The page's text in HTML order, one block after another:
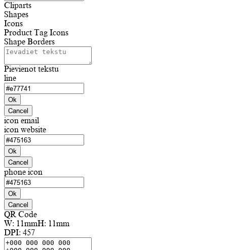
Cliparts
Shapes
Icons
Product Tag Icons
Shape Borders
Pievienot tekstu
line
Ok
Cancel
icon email
icon website
Ok
Cancel
phone icon
Ok
Cancel
QR Code
W: 11mmH: 11mm
DPI: 457